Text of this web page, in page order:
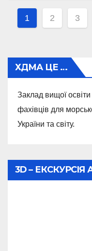
ЦИКЛУ В
Навігація
записів
1 2 3
ХДМА ЦЕ …
Заклад вищої
фахівців для
України та світу.
3D –